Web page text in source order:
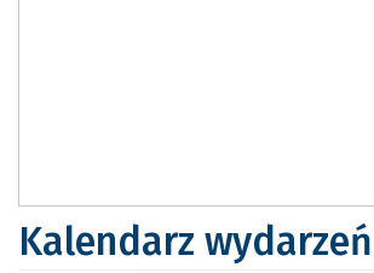
Kalendarz wydarzeń